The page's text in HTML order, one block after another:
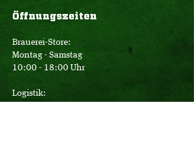
Öffnungszeiten
Brauerei-Store:
Montag - Samstag
10:00 - 18:00 Uhr
Logistik: